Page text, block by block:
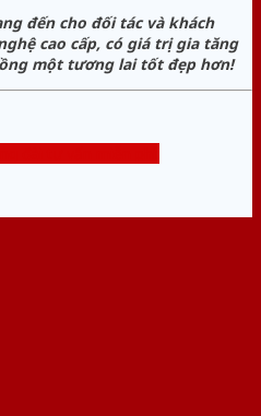
đến cho đối tác và khách
cao cấp, có giá trị gia tăng
một tương lai tốt đẹp hơn!
đài tư vấn miễn phí: